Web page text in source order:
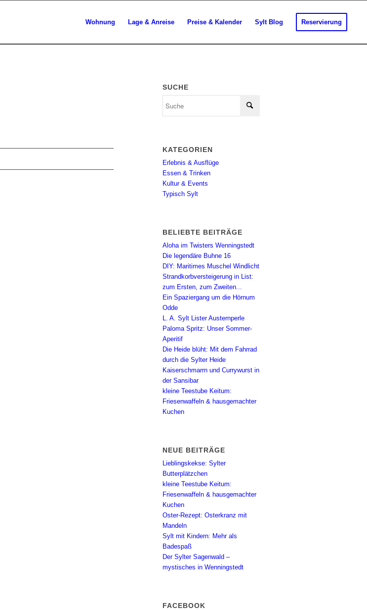
Wohnung Lage & Anreise Preise & Kalender Sylt Blog Reservierung
SUCHE
KATEGORIEN
Erlebnis & Ausflüge
Essen & Trinken
Kultur & Events
Typisch Sylt
BELIEBTE BEITRÄGE
Aloha im Twisters Wenningstedt
Die legendäre Buhne 16
DIY: Maritimes Muschel Windlicht
Strandkorbversteigerung in List:
zum Ersten, zum Zweiten...
Ein Spaziergang um die Hörnum
Odde
L. A. Sylt Lister Austernperle
Paloma Spritz: Unser Sommer-
Aperitif
Die Heide blüht: Mit dem Fahrrad
durch die Sylter Heide
Kaiserschmarrn und Currywurst in
der Sansibar
kleine Teestube Keitum:
Friesenwaffeln & hausgemachter
Kuchen
NEUE BEITRÄGE
Lieblingskekse: Sylter
Butterplätzchen
kleine Teestube Keitum:
Friesenwaffeln & hausgemachter
Kuchen
Oster-Rezept: Osterkranz mit
Mandeln
Sylt mit Kindern: Mehr als
Badespaß
Der Sylter Sagenwald –
mystisches in Wenningstedt
FACEBOOK